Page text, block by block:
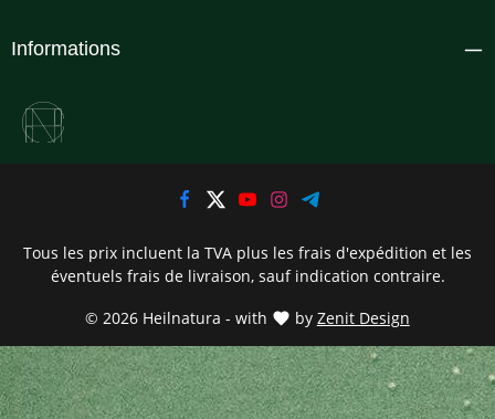
Informations
© 2026 Heilnatura - with by Zenit Design
Tous les prix incluent la TVA plus les frais d'expédition et les
éventuels frais de livraison, sauf indication contraire.